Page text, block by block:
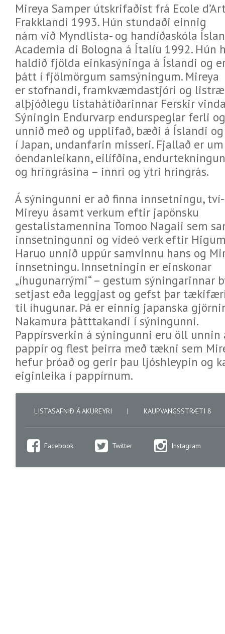
Mireya Samper útskrifaðist frá Ecole
Frakklandi 1993. Hún stundaði einnig
nám við Myndlista- og handíðaskóla
Academia di Bologna á Ítalíu 1992. Hún
haldið fjölda einkasýninga á Íslandi og
þátt í fjölmörgum samsýningum. Mireya
er stofnandi, framkvæmdastjóri og
alþjóðlegu listahátíðarinnar Ferskir
Sýningin Endurvarp endurspeglar ferli
unnið með og upplifað, bæði á Íslandi og
í Japan, undanfarin misseri. Fjallað er
óendanleikann, eilífðina,
og hringrásina – innri og ytri hringrás.
Á sýningunni er að finna innsetningu,
Mireyu ásamt verkum eftir japönsku
gestalistamennina Tomoo Nagaii sem
innsetningunni og vídeó verk eftir
Haruo unnið uppúr samvinnu hans og
innsetningu. Innsetningin er einskonar
„íhugunarrými“ – gestum sýningarinnar
setjast eða leggjast og gefst þar
til íhugunar. Þá er einnig japanska
Nakamura þátttakandi í sýningunni.
Pappírsverkin á sýningunni eru öll unnin
pappír og flest þeirra með tækni sem
hefur þróað og gerir þau ljóshleypin og
eiginleika í pappírnum.
LISTASAFNIÐ Á AKUREYRI | KAUPVANGSSTRÆTI 8
Facebook Twitter Instagram